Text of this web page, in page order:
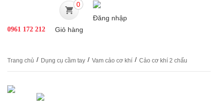
0961 172 212
0
Giỏ hàng
Đăng nhập
Trang chủ / Dụng cụ cầm tay / Vam cảo cơ khí / Cảo cơ khí 2 chấu